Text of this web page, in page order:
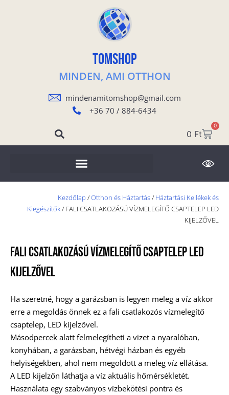
TOMSHOP
MINDEN, AMI OTTHON
mindenamitomshop@gmail.com
+36 70 / 884-6434
0 Ft
0
Kezdőlap /Otthon és Háztartás/ Háztartási Kellékek és
Kiegészítők/ FALI CSATLAKOZÁSÚ VÍZMELEGÍTŐ CSAPTELEP LED
KIJELZŐVEL
FALI CSATLAKOZÁSÚ VÍZMELEGÍTŐ CSAPTELEP LED
KIJELZŐVEL
Ha szeretné, hogy a garázsban is legyen meleg a víz akkor
erre a megoldás önnek ez a fali csatlakozós vízmelegítő
csaptelep, LED kijelzővel.
Másodpercek alatt felmelegítheti a vizet a nyaralóban,
konyhában, a garázsban, hétvégi házban és egyéb
helyiségekben, ahol nem megoldott a meleg víz ellátása.
A LED kijelzőn láthatja a víz aktuális hőmérsékletét.
Használata egy szabványos vízbekötési pontra és